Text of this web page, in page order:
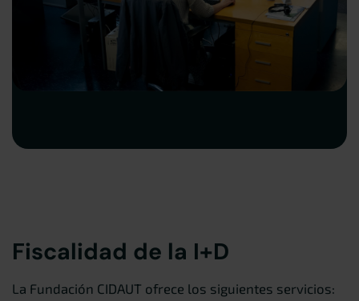
Fiscalidad de la I+D
La Fundación CIDAUT ofrece los siguientes servicios: